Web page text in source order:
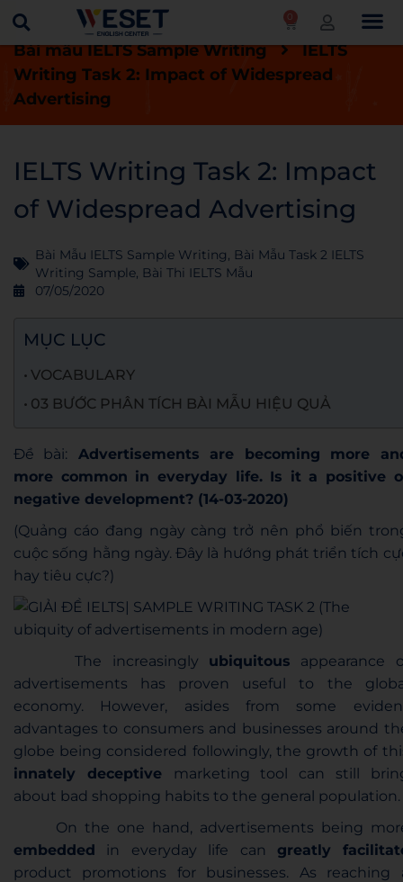
0
Trang chủ Blog
Bài thi IELTS mẫu
Bài mẫu IELTS Sample Writing
IELTS
Writing Task 2: Impact of Widespread
Advertising
IELTS Writing Task 2: Impact
of Widespread Advertising
Bài Mẫu IELTS Sample Writing, Bài Mẫu Task 2 IELTS
Writing Sample, Bài Thi IELTS Mẫu
07/05/2020
MỤC LỤC
VOCABULARY
03 BƯỚC PHÂN TÍCH BÀI MẪU HIỆU QUẢ
Đề bài: Advertisements are becoming more
more common in everyday life. Is it a positive
negative development? (14-03-2020)
(Quảng cáo đang ngày càng trở nên phổ biến
cuộc sống hằng ngày. Đây là hướng phát triển tích
hay tiêu cực?)
The increasingly ubiquitous appearance
advertisements has proven useful to the
economy. However, asides from
some
advantages to consumers and businesses around
globe being considered followingly, the growth of
innately deceptive
marketing tool can still
about bad shopping habits to the general population.
On the one hand, advertisements being
embedded in everyday life can greatly
product promotions for businesses. As reaching